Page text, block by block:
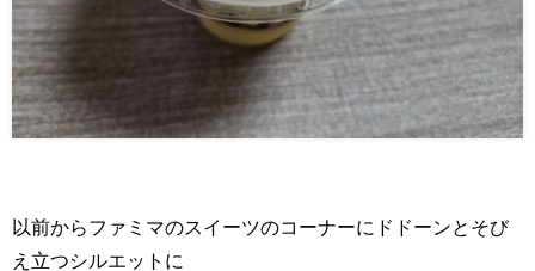
以前からファミマのスイーツのコーナーにドドーンとそび
え立つシルエットに